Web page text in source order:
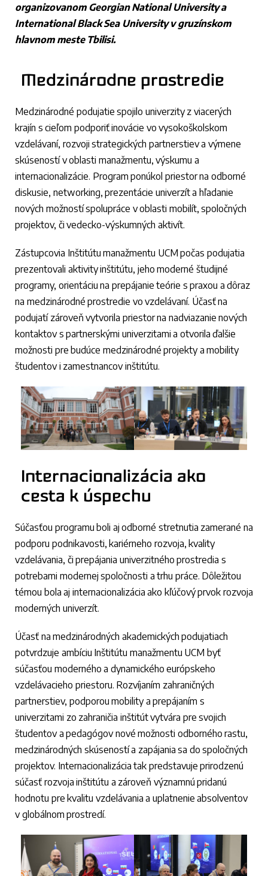
organizovanom Georgian National University a
International Black Sea University v gruzínskom
hlavnom meste Tbilisi.
Medzinárodne prostredie
Medzinárodné podujatie spojilo univerzity z viacerých
krajín s cieľom podporiť inovácie vo vysokoškolskom
vzdelávaní, rozvoji strategických partnerstiev a výmene
skúseností v oblasti manažmentu, výskumu a
internacionalizácie. Program ponúkol priestor na odborné
diskusie, networking, prezentácie univerzít a hľadanie
nových možností spolupráce v oblasti mobilít, spoločných
projektov, či vedecko-výskumných aktivít.
Zástupcovia Inštitútu manažmentu UCM počas podujatia
prezentovali aktivity inštitútu, jeho moderné študijné
programy, orientáciu na prepájanie teórie s praxou a dôraz
na medzinárodné prostredie vo vzdelávaní. Účasť na
podujatí zároveň vytvorila priestor na nadviazanie nových
kontaktov s partnerskými univerzitami a otvorila ďalšie
možnosti pre budúce medzinárodné projekty a mobility
študentov i zamestnancov inštitútu.
Internacionalizácia ako
cesta k úspechu
Súčasťou programu boli aj odborné stretnutia zamerané na
podporu podnikavosti, kariérneho rozvoja, kvality
vzdelávania, či prepájania univerzitného prostredia s
potrebami modernej spoločnosti a trhu práce. Dôležitou
témou bola aj internacionalizácia ako kľúčový prvok rozvoja
moderných univerzít.
Účasť na medzinárodných akademických podujatiach
potvrdzuje ambíciu Inštitútu manažmentu UCM byť
súčasťou moderného a dynamického európskeho
vzdelávacieho priestoru. Rozvíjaním zahraničných
partnerstiev, podporou mobility a prepájaním s
univerzitami zo zahraničia inštitút vytvára pre svojich
študentov a pedagógov nové možnosti odborného rastu,
medzinárodných skúseností a zapájania sa do spoločných
projektov. Internacionalizácia tak predstavuje prirodzenú
súčasť rozvoja inštitútu a zároveň významnú pridanú
hodnotu pre kvalitu vzdelávania a uplatnenie absolventov
v globálnom prostredí.